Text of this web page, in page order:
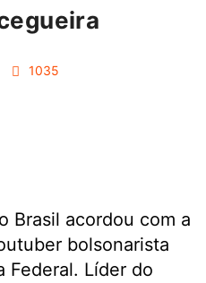
1035
Brasil acordou com a
bolsonarista
Federal. Líder do